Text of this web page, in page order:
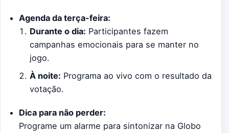
Agenda da terça-feira:
Durante o dia: Participantes fazem
campanhas emocionais para se manter no
jogo.
À noite: Programa ao vivo com o resultado da
votação.
Dica para não perder:
Programe um alarme para sintonizar na Globo